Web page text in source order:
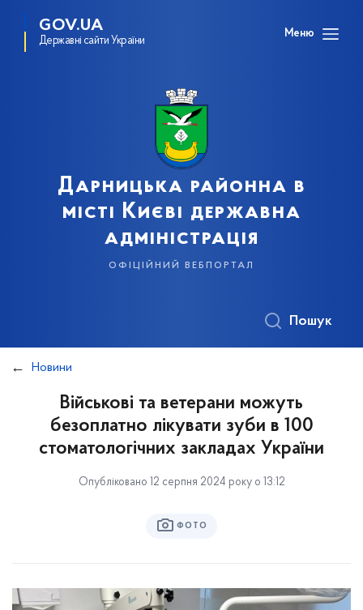
GOV.UA
Державні сайти України
Меню
Дарницька районна в
місті Києві державна
адміністрація
офіційний вебпортал
Пошук
Новини
Військові та ветерани можуть
безоплатно лікувати зуби в 100
стоматологічних закладах України
Опубліковано 12 серпня 2024 року о 13:12
ФОТО